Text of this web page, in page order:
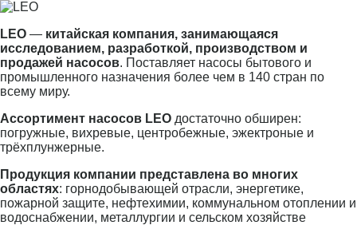
LEO — китайская компания, занимающаяся
исследованием, разработкой, производством и
продажей насосов. Поставляет насосы бытового и
промышленного назначения более чем в 140 стран по
всему миру.
Ассортимент насосов LEO достаточно обширен:
погружные, вихревые, центробежные, эжектроные и
трёхплунжерные.
Продукция компании представлена во многих
областях: горнодобывающей отрасли, энергетике,
пожарной защите, нефтехимии, коммунальном отоплении и
водоснабжении, металлургии и сельском хозяйстве